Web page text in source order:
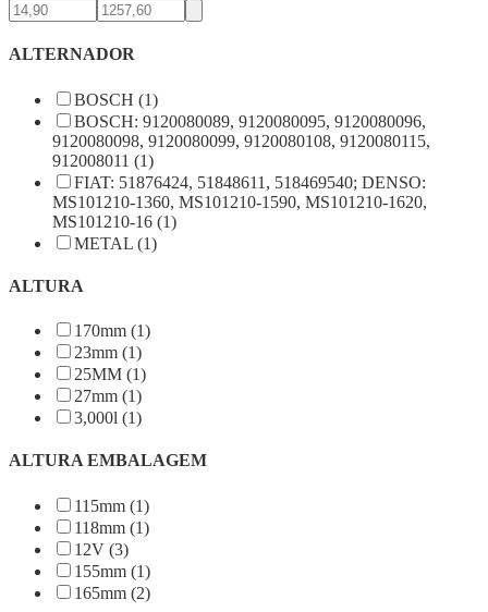
ALTERNADOR
BOSCH (1)
BOSCH: 9120080089, 9120080095, 9120080096,
9120080098, 9120080099, 9120080108, 9120080115,
912008011 (1)
FIAT: 51876424, 51848611, 518469540; DENSO:
MS101210-1360, MS101210-1590, MS101210-1620,
MS101210-16 (1)
METAL (1)
ALTURA
170mm (1)
23mm (1)
25MM (1)
27mm (1)
3,000l (1)
ALTURA EMBALAGEM
115mm (1)
118mm (1)
12V (3)
155mm (1)
165mm (2)